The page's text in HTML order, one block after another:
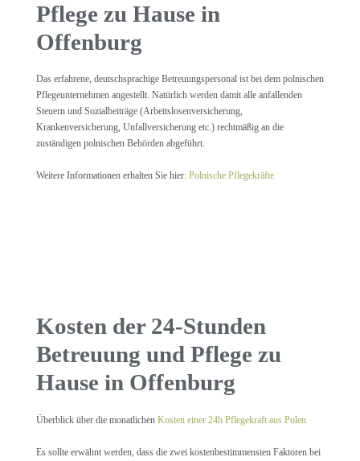
Pflege zu Hause in
Offenburg
Das erfahrene, deutschsprachige Betreuungspersonal ist bei dem polnischen
Pflegeunternehmen angestellt. Natürlich werden damit alle anfallenden
Steuern und Sozialbeiträge (Arbeitslosenversicherung,
Krankenversicherung, Unfallversicherung etc.) rechtmäßig an die
zuständigen polnischen Behörden abgeführt.
Weitere Informationen erhalten Sie hier: Polnische Pflegekräfte
Kosten der 24-Stunden
Betreuung und Pflege zu
Hause in Offenburg
Überblick über die monatlichen Kosten einer 24h Pflegekraft aus Polen
Es sollte erwähnt werden, dass die zwei kostenbestimmensten Faktoren bei